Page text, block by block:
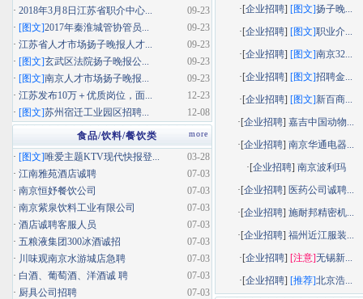
·[企业招聘] [图文]扬子晚...
·[企业招聘] [图文]职业介...
·[企业招聘] [图文]南京32...
·[企业招聘] [图文]招聘金...
·[企业招聘] [图文]新百商...
·[企业招聘]嘉吉中国动物...
·[企业招聘]南京华通电器...
·[企业招聘] 南京波利玛
·[企业招聘] 医药公司诚聘...
·[企业招聘]施耐邦精密机...
·[企业招聘]福州近江服装...
·[企业招聘] [注意]无锡新...
·[企业招聘] [推荐]北京浩...
09-23
· 2018年3月8日江苏省职介中心...
09-23
· [图文]2017年秦淮城管协管员...
09-23
· 江苏省人才市场扬子晚报人才...
09-23
· [图文]玄武区法院扬子晚报公...
09-23
· [图文]南京人才市场扬子晚报...
12-23
· 江苏发布10万＋优质岗位，面...
12-08
· [图文]苏州宿迁工业园区招聘...
more
食品/饮料/餐饮类
03-28
· [图文]唯爱主题KTV现代快报登...
07-03
· 江南雅苑酒店诚聘
07-03
· 南京恒妤餐饮公司
07-03
· 南京紫泉饮料工业有限公司
07-03
· 酒店诚聘客服人员
07-03
· 五粮液集团300冰酒诚招
07-03
· 川味观南京水游城店急聘
07-03
· 白酒、葡萄酒、洋酒诚 聘
07-03
· 厨具公司招聘